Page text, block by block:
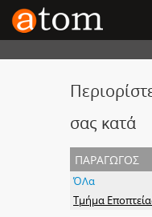
σας κατά
παραγωγός
ΌΛα
Τμήμα